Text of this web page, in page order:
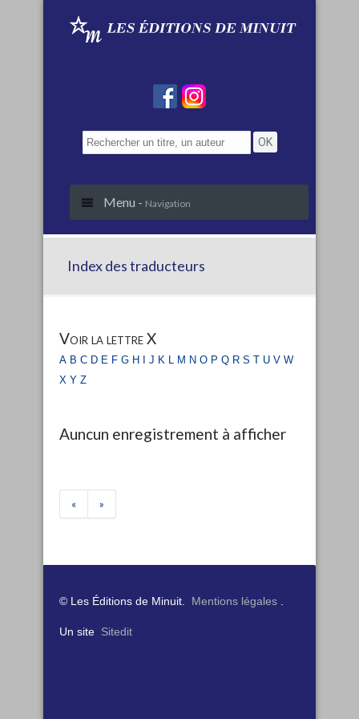
Menu - Navigation
Index des traducteurs
Voir la lettre X
a b c d e fg h i j k l m no p q rs t uvw
x yz
Auncun enregistrement à afficher
« »
© Les Éditions de Minuit. Mentions légales
Un site Sitedit